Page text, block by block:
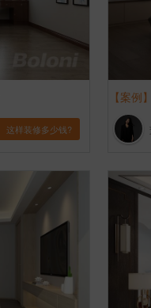
这样装修多少钱?
【案例